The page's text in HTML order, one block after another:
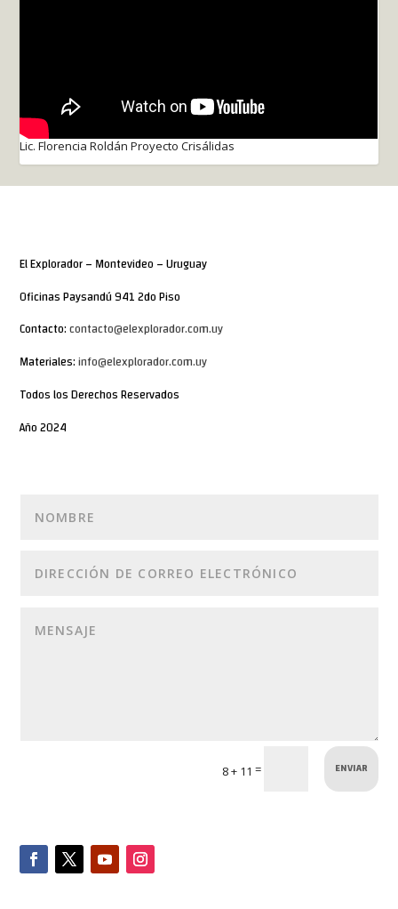
Lic. Florencia Roldán Proyecto Crisálidas
El Explorador – Montevideo – Uruguay
Oficinas Paysandú 941 2do Piso
Contacto:contacto@elexplorador.com.uy
Materiales:info@elexplorador.com.uy
Todos los Derechos Reservados
Año 2024
8 + 11 = ENVIAR